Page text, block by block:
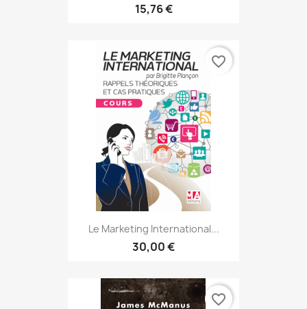
15,76 €
Le Marketing International...
30,00 €
favorite_border
favorite_border